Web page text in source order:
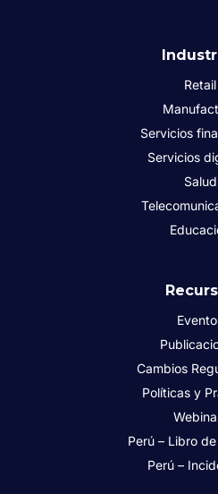
Retail
Servicios
Servicios
Salud
Cambios
Políticas y
Perú – Libro
Perú –